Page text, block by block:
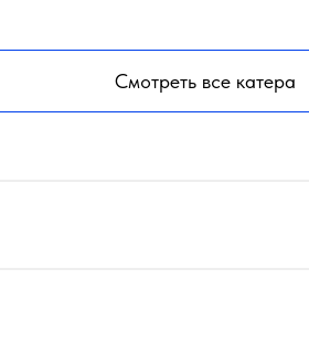
Смотреть все катера